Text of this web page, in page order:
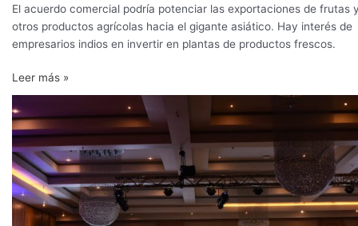
El acuerdo comercial podría potenciar las exportaciones de frutas
otros productos agrícolas hacia el gigante asiático. Hay interés de
empresarios indios en invertir en plantas de productos frescos.
Leer más »
y
diversificación
de
los
mercados:
los